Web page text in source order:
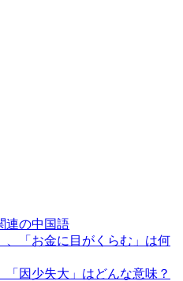
連の中国語
、「お金に目がくらむ」は何
因少失大」はどんな意味？